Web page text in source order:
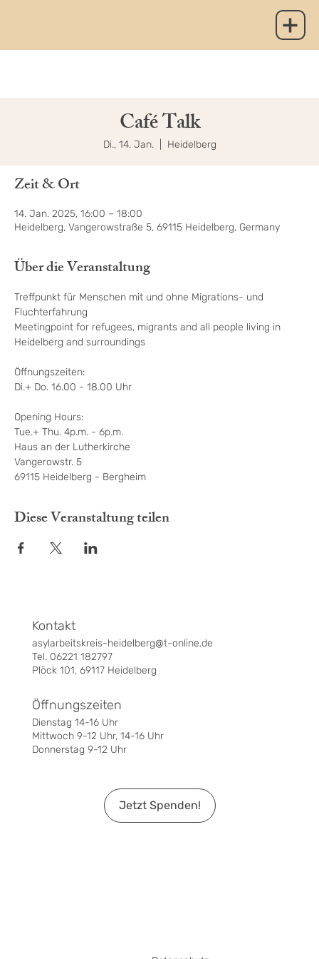
Café Talk
Di., 14. Jan.
  |
Heidelberg
Zeit & Ort
14. Jan. 2025, 16:00 – 18:00
Heidelberg, Vangerowstraße 5, 69115 Heidelberg, Germany
Über die Veranstaltung
Treffpunkt für Menschen mit und ohne Migrations- und
Fluchterfahrung
Meetingpoint for refugees, migrants and all people living in
Heidelberg and surroundings
Öffnungszeiten:
Di.+ Do. 16.00 - 18.00 Uhr
Opening Hours:
Tue.+ Thu. 4p.m. - 6p.m.
Haus an der Lutherkirche
Vangerowstr. 5
69115 Heidelberg - Bergheim
Diese Veranstaltung teilen
Jetzt Spenden!
asylarbeitskreis-heidelberg@t-online.de
Tel. 06221 182797
Plöck 101, 69117 Heidelberg
Kontakt
Dienstag 14-16 Uhr
Mittwoch 9-12 Uhr, 14-16 Uhr
Donnerstag 9-12 Uhr
Öffnungszeiten